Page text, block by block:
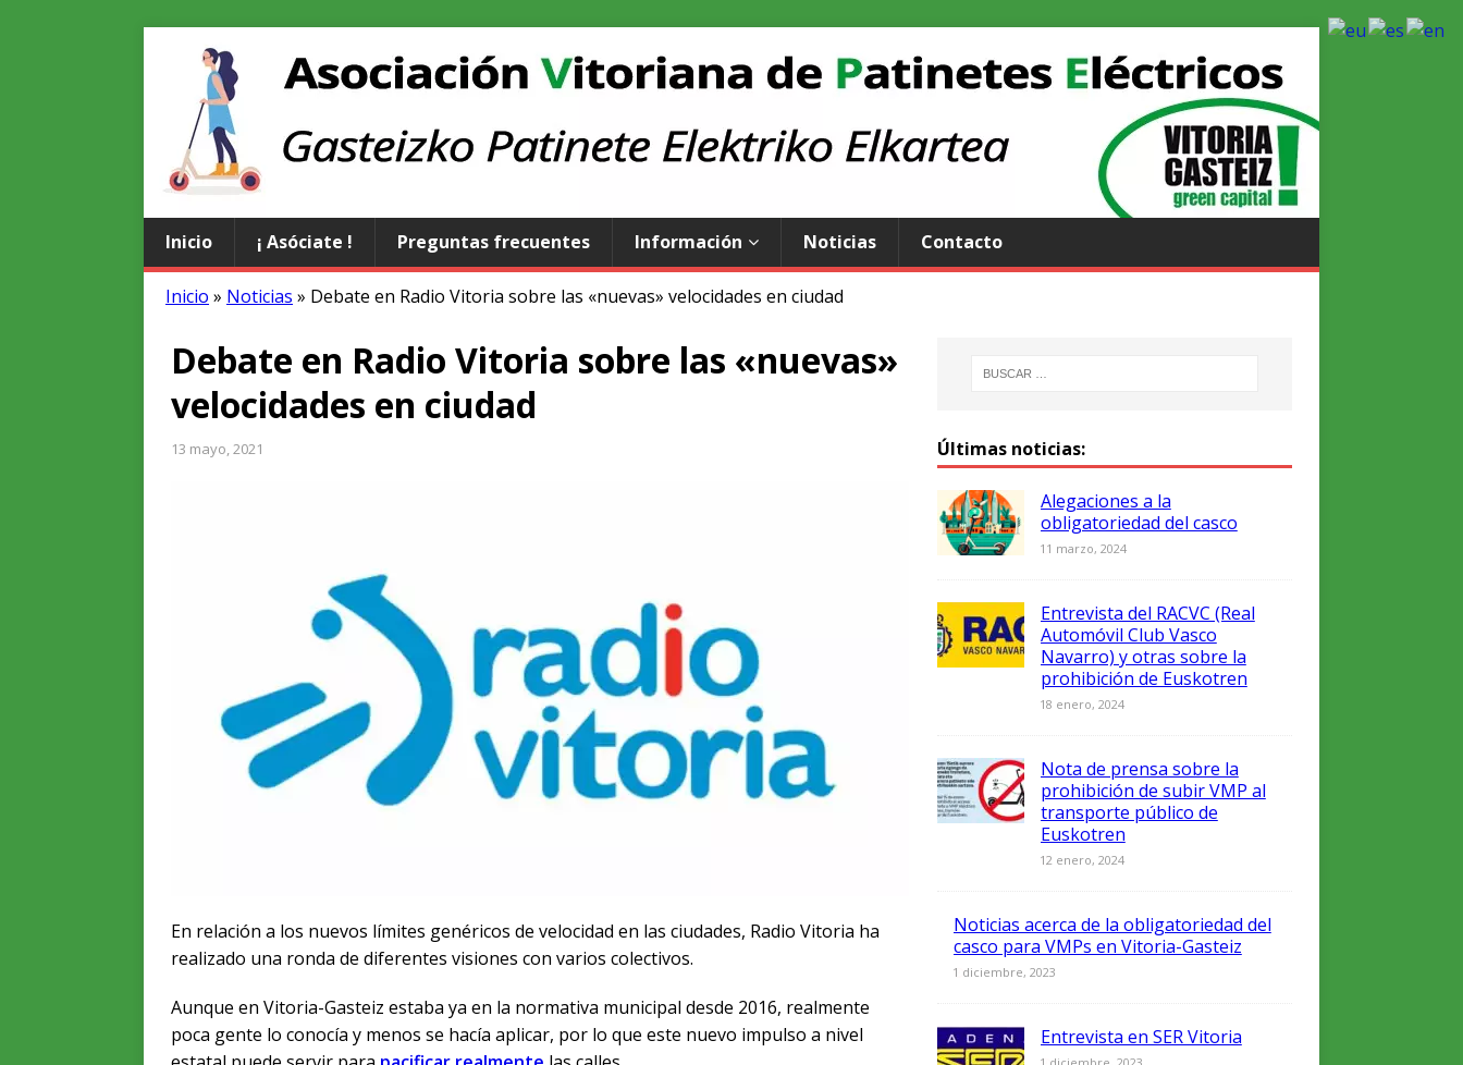
Inicio ¡ Asóciate ! Preguntas frecuentes Información Noticias Contacto
Inicio » Noticias » Debate en Radio Vitoria sobre las «nuevas» velocidades en ciudad
Debate en Radio Vitoria sobre las «nuevas»
velocidades en ciudad
13 mayo, 2021
En relación a los nuevos límites genéricos de velocidad en las ciudades, Radio Vitoria ha
realizado una ronda de diferentes visiones con varios colectivos.
Aunque en Vitoria-Gasteiz estaba ya en la normativa municipal desde 2016, realmente
poca gente lo conocía y menos se hacía aplicar, por lo que este nuevo impulso a nivel
Últimas noticias:
Alegaciones a la
obligatoriedad del casco
11 marzo, 2024
0
Entrevista del RACVC (Real
Automóvil Club Vasco
Navarro) y otras sobre la
prohibición de Euskotren
18 enero, 2024
Nota de prensa sobre la
prohibición de subir VMP al
transporte público de
Euskotren
12 enero, 2024
Noticias acerca de la obligatoriedad del
casco para VMPs en Vitoria-Gasteiz
1 diciembre, 2023
Entrevista en SER Vitoria